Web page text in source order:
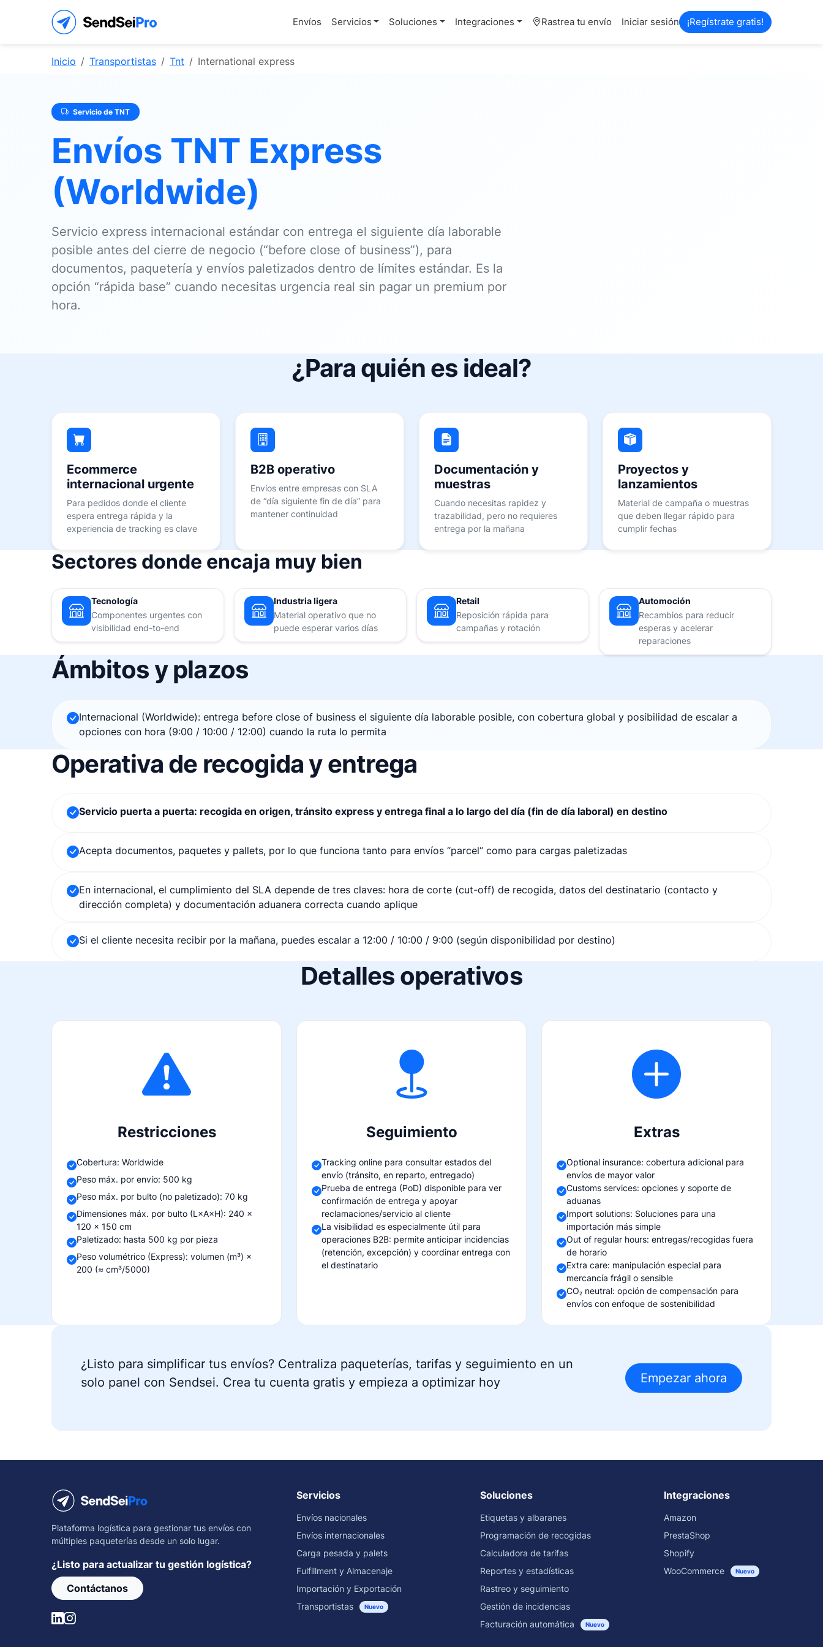
Envíos Servicios Soluciones Integraciones Rastrea tu envío Iniciar sesión ¡Regístrate gratis!
Inicio Transportistas Tnt International express
Servicio de TNT
Envíos TNT Express
(Worldwide)
Servicio express internacional estándar con entrega el siguiente día laborable
posible antes del cierre de negocio (“before close of business”), para
documentos, paquetería y envíos paletizados dentro de límites estándar. Es la
opción “rápida base” cuando necesitas urgencia real sin pagar un premium por
hora.
¿Para quién es ideal?
Ecommerce
internacional urgente
Para pedidos donde el cliente
espera entrega rápida y la
experiencia de tracking es clave
B2B operativo
Envíos entre empresas con SLA
de “día siguiente fin de día” para
mantener continuidad
Documentación y
muestras
Cuando necesitas rapidez y
trazabilidad, pero no requieres
entrega por la mañana
Proyectos y
lanzamientos
Material de campaña o muestras
que deben llegar rápido para
cumplir fechas
Sectores donde encaja muy bien
Tecnología
Componentes urgentes con
visibilidad end-to-end
Industria ligera
Material operativo que no
puede esperar varios días
Retail
Reposición rápida para
campañas y rotación
Automoción
Recambios para reducir
esperas y acelerar
reparaciones
Ámbitos y plazos
Internacional (Worldwide): entrega before close of business el siguiente día laborable posible, con cobertura global y posibilidad de escalar a
opciones con hora (9:00 / 10:00 / 12:00) cuando la ruta lo permita
Operativa de recogida y entrega
Servicio puerta a puerta: recogida en origen, tránsito express y entrega final a lo largo del día (fin de día laboral) en destino
Acepta documentos, paquetes y pallets, por lo que funciona tanto para envíos “parcel” como para cargas paletizadas
En internacional, el cumplimiento del SLA depende de tres claves: hora de corte (cut-off) de recogida, datos del destinatario (contacto y
dirección completa) y documentación aduanera correcta cuando aplique
Si el cliente necesita recibir por la mañana, puedes escalar a 12:00 / 10:00 / 9:00 (según disponibilidad por destino)
Detalles operativos
Restricciones
Cobertura: Worldwide
Peso máx. por envío: 500 kg
Peso máx. por bulto (no paletizado): 70 kg
Dimensiones máx. por bulto (L×A×H): 240 ×
120 × 150 cm
Paletizado: hasta 500 kg por pieza
Peso volumétrico (Express): volumen (m³) ×
200 (≈ cm³/5000)
Seguimiento
Tracking online para consultar estados del
envío (tránsito, en reparto, entregado)
Prueba de entrega (PoD) disponible para ver
confirmación de entrega y apoyar
reclamaciones/servicio al cliente
La visibilidad es especialmente útil para
operaciones B2B: permite anticipar incidencias
(retención, excepción) y coordinar entrega con
el destinatario
Extras
Optional insurance: cobertura adicional para
envíos de mayor valor
Customs services: opciones y soporte de
aduanas
Import solutions: Soluciones para una
importación más simple
Out of regular hours: entregas/recogidas fuera
de horario
Extra care: manipulación especial para
mercancía frágil o sensible
CO₂ neutral: opción de compensación para
envíos con enfoque de sostenibilidad
¿Listo para simplificar tus envíos? Centraliza paqueterías, tarifas y seguimiento en un
solo panel con Sendsei. Crea tu cuenta gratis y empieza a optimizar hoy Empezar ahora
Plataforma logística para gestionar tus envíos con
múltiples paqueterías desde un solo lugar.
¿Listo para actualizar tu gestión logística?
Contáctanos
Servicios
Envíos nacionales
Envíos internacionales
Carga pesada y palets
Fulfillment y Almacenaje
Importación y Exportación
Transportistas
Nuevo
Soluciones
Etiquetas y albaranes
Programación de recogidas
Calculadora de tarifas
Reportes y estadísticas
Rastreo y seguimiento
Gestión de incidencias
Facturación automática
Nuevo
Integraciones
Amazon
PrestaShop
Shopify
WooCommerce
Nuevo